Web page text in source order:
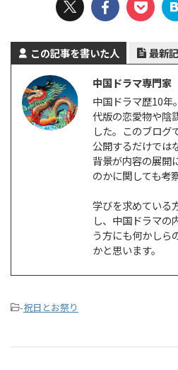
この記事を書いた人
最新
中国ドラマ専門家
中国ドラマ歴10年
代版の恋愛物や陰
した。このブログ
公開するだけでは
背景が内容の展開
のかに関しても考
学びを求めている
し、中国ドラマの
う方にも何かしら
かと思います。
-祝日とお祭り